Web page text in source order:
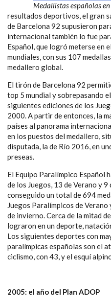
Medallistas españolas
resultados deportivos, el gran
de Barcelona 92 supusieron
internacional también lo fue
Español, que logró meterse en
mundiales, con sus 107
medallero global.
El tirón de Barcelona 92
top 5 mundial y sobrepasando
siguientes ediciones de los
2000. A partir de entonces, la
países al panorama
en los puestos del medallero,
disputada, la de Río 2016, en
preseas.
El Equipo Paralímpico Español
de los Juegos, 13 de Verano y
conseguido un total de 694
Juegos Paralímpicos de
de invierno. Cerca de la mitad
lograron en un deporte,
Los siguientes deportes con
paralímpicas españolas son el
ciclismo, con 43, y el esquí
2005: el año del Plan ADOP